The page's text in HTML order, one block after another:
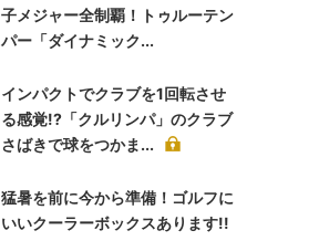
子メジャー全制覇！トゥルーテン
パー「ダイナミック...
インパクトでクラブを1回転させ
る感覚!?「クルリンパ」のクラブ
さばきで球をつかま...
猛暑を前に今から準備！ゴルフに
いいクーラーボックスあります!!